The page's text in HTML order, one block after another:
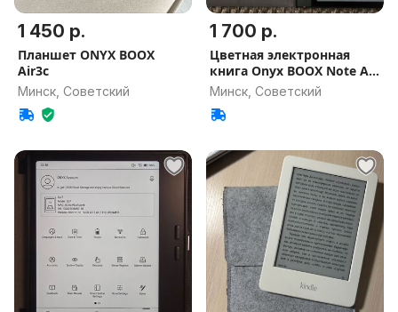
1 450 р.
Планшет ONYX BOOX
Air3c
Минск, Советский
1 700 р.
Цветная электронная
книга Onyx BOOX Note Air
3 C
Минск, Советский